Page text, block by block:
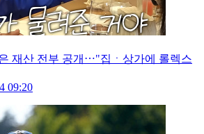
재산 전부 공개⋯"집ㆍ상가에 롤렉스
09:20